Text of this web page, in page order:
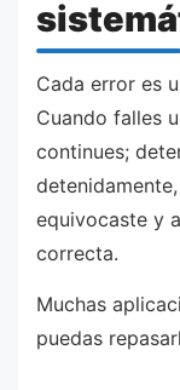
Cada error es
Cuando falles
continues;
equivocaste y
correcta.
Muchas
puedas